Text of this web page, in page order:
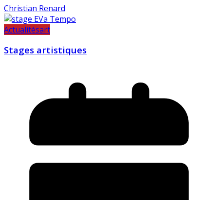
Christian Renard
Actualitésart
Stages artistiques